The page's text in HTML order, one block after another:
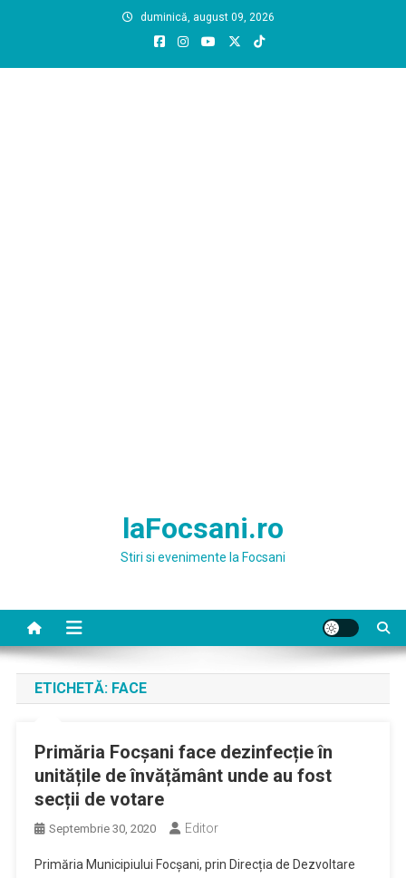
duminică, august 09, 2026
laFocsani.ro
Stiri si evenimente la Focsani
ETICHETĂ: FACE
Primăria Focșani face dezinfecție în
unitățile de învățământ unde au fost
secții de votare
Septembrie 30, 2020 Editor
Primăria Municipiului Focșani, prin Direcția de Dezvoltare